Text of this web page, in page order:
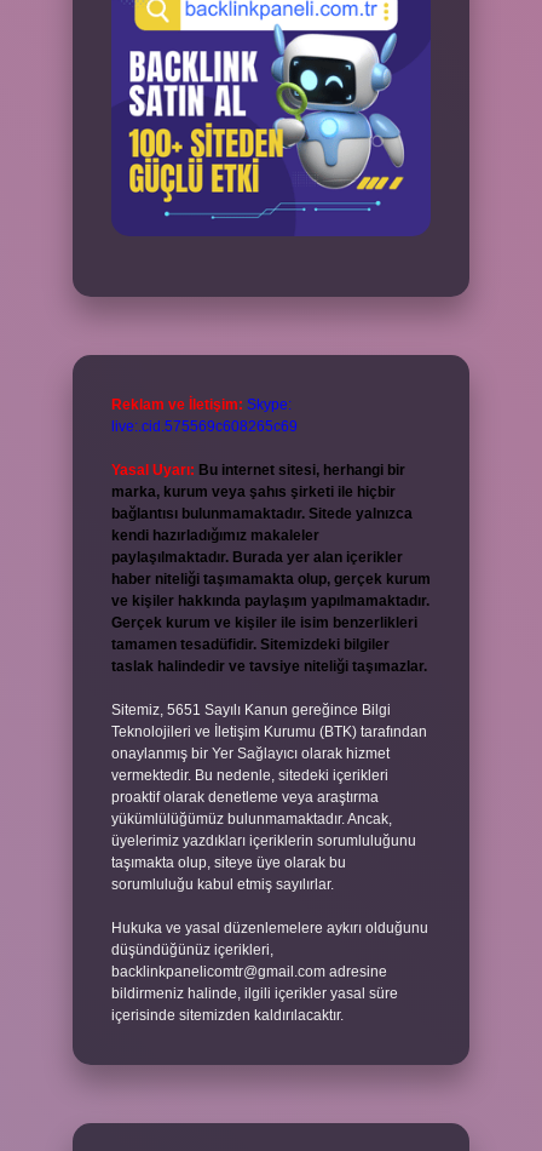
Reklam ve İletişim: Skype:
live:.cid.575569c608265c69
Yasal Uyarı: Bu internet sitesi, herhangi bir
marka, kurum veya şahıs şirketi ile hiçbir
bağlantısı bulunmamaktadır. Sitede yalnızca
kendi hazırladığımız makaleler
paylaşılmaktadır. Burada yer alan içerikler
haber niteliği taşımamakta olup, gerçek kurum
ve kişiler hakkında paylaşım yapılmamaktadır.
Gerçek kurum ve kişiler ile isim benzerlikleri
tamamen tesadüfidir. Sitemizdeki bilgiler
taslak halindedir ve tavsiye niteliği taşımazlar.
Sitemiz, 5651 Sayılı Kanun gereğince Bilgi
Teknolojileri ve İletişim Kurumu (BTK) tarafından
onaylanmış bir Yer Sağlayıcı olarak hizmet
vermektedir. Bu nedenle, sitedeki içerikleri
proaktif olarak denetleme veya araştırma
yükümlülüğümüz bulunmamaktadır. Ancak,
üyelerimiz yazdıkları içeriklerin sorumluluğunu
taşımakta olup, siteye üye olarak bu
sorumluluğu kabul etmiş sayılırlar.
Hukuka ve yasal düzenlemelere aykırı olduğunu
düşündüğünüz içerikleri,
backlinkpanelicomtr@gmail.com adresine
bildirmeniz halinde, ilgili içerikler yasal süre
içerisinde sitemizden kaldırılacaktır.